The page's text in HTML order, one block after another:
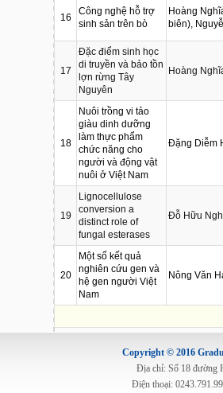
16
Công nghệ hỗ trợ
sinh sản trên bò
Hoàng
biên),
17
Đặc điểm sinh học
di truyền và bảo tồn
lợn rừng Tây
Nguyên
Hoàng
18
Nuôi trồng vi tảo
giàu dinh dưỡng
làm thực phẩm
chức năng cho
người và động vật
nuôi ở Việt Nam
Đặng Diễm
19
Lignocellulose
conversion a
distinct role of
fungal esterases
Đỗ Hữu
20
Một số kết quả
nghiên cứu gen và
hệ gen người Việt
Nam
Nông Văn
Copyright © 2016
Địa chỉ: Số 18 đường
Điện thoại: